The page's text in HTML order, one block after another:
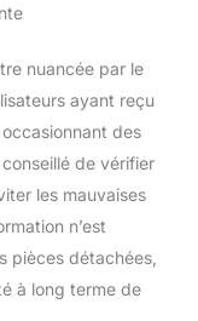
nuancée par le
ayant reçu
des
de vérifier
les mauvaises
n’est
pièces détachées,
à long terme de